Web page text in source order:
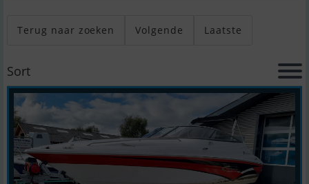
Terug naar zoeken Volgende Laatste
Sort